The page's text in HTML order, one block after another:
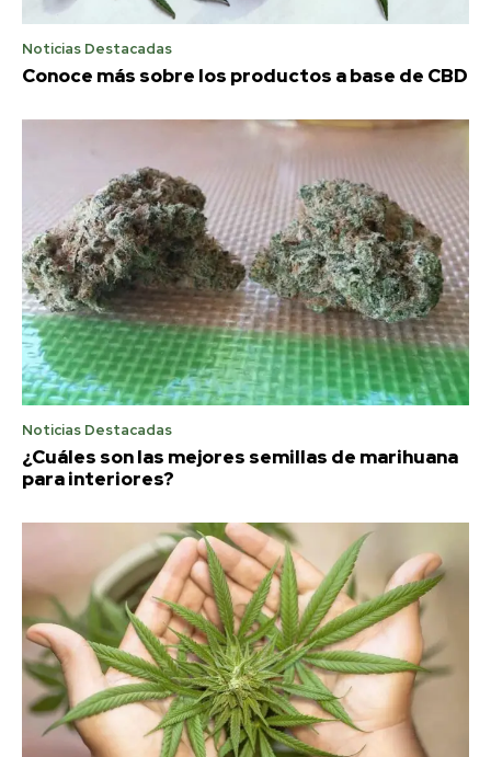
Noticias Destacadas
Conoce más sobre los productos a base de CBD
Noticias Destacadas
¿Cuáles son las mejores semillas de marihuana
para interiores?